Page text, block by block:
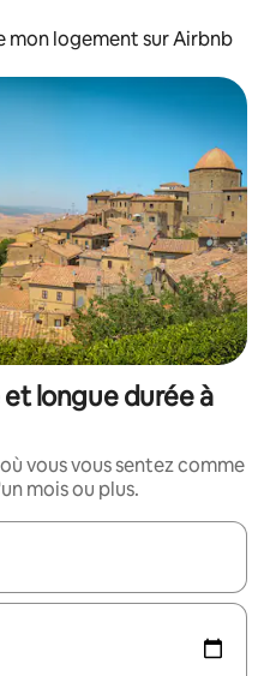
mon logement sur Airbnb
longue durée à
vous vous sentez comme
mois ou plus.
utilisez les flèches vers le